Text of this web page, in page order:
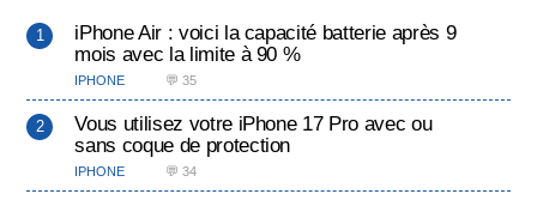
iPhone Air : voici la capacité batterie après 9
mois avec la limite à 90 %
IPHONE 💬 35
Vous utilisez votre iPhone 17 Pro avec ou
sans coque de protection
IPHONE 💬 34